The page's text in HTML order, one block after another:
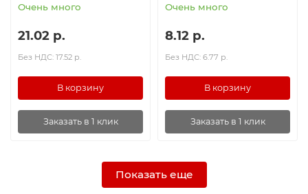
Очень много
21.02 р.
Без НДС: 17.52 р.
В корзину
Заказать в 1 клик
Очень много
8.12 р.
Без НДС: 6.77 р.
В корзину
Заказать в 1 клик
Показать еще